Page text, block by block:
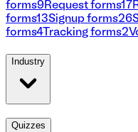
forms9 Request forms17
forms13Signup forms26
forms4Tracking forms2
Industry
Quizzes